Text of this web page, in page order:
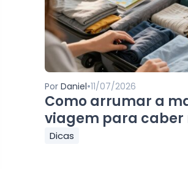
Por Daniel•11/07/2026
Como arrumar a
viagem para caber
Dicas